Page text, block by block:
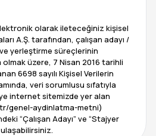
olarak ileteceğiniz kişisel
A.Ş. tarafından, çalışan adayı /
yerleştirme süreçlerinin
üzere, 7 Nisan 2016 tarihli
6698 sayılı Kişisel Verilerin
veri sorumlusu sıfatıyla
internet sitemizde yer alan
genel-aydinlatma-metni)
“Çalışan Adayı” ve “Stajyer
ulaşabilirsiniz.